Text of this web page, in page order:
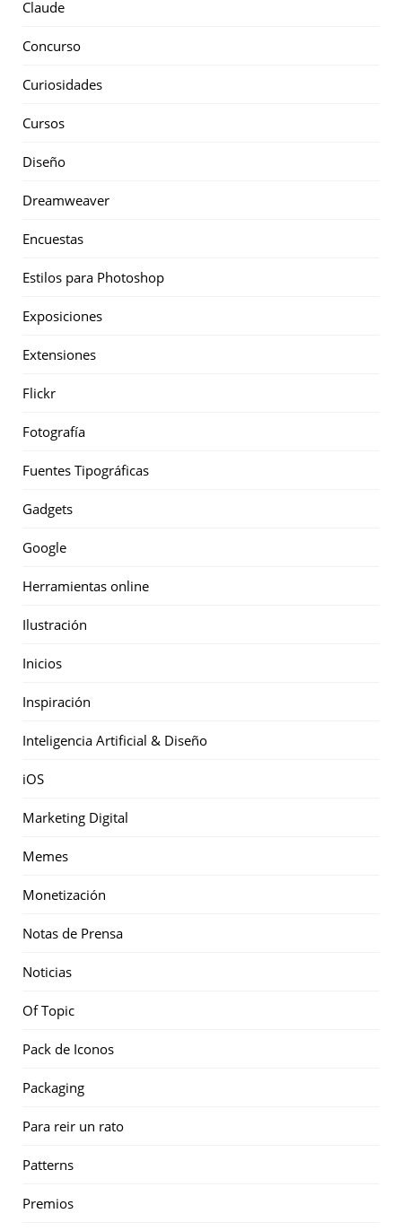
Claude
Concurso
Curiosidades
Cursos
Diseño
Dreamweaver
Encuestas
Estilos para Photoshop
Exposiciones
Extensiones
Flickr
Fotografía
Fuentes Tipográficas
Gadgets
Google
Herramientas online
Ilustración
Inicios
Inspiración
Inteligencia Artificial & Diseño
iOS
Marketing Digital
Memes
Monetización
Notas de Prensa
Noticias
Of Topic
Pack de Iconos
Packaging
Para reir un rato
Patterns
Premios